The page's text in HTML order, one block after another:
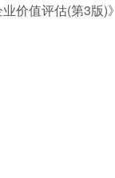
价值评估(第3版)